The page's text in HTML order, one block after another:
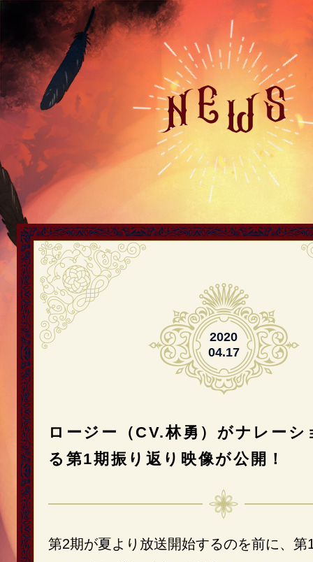
ム
ョ
と
ロ
ジ
ー
の
魔
法
2020
04.17
ロージー（CV.林勇）がナレーシ
る第1期振り返り映像が公開！
第2期が夏より放送開始するのを前に、第